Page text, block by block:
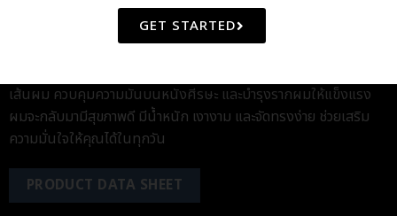
การใช้ผลิตภัณฑ์ทั้ง 3 ชนิดร่วมกันอย่างต่อเนื่อง จะช่วยให้คุณเห็น
เส้นผม ควบคุมความมันบนหนังศีรษะ และบำรุงรากผมให้แข็งแรง
ผมจะกลับมามีสุขภาพดี มีน้ำหนัก เงางาม และจัดทรงง่าย ช่วยเสริม
ความมั่นใจให้คุณได้ในทุกวัน
PRODUCT DATA SHEET
GET STARTED